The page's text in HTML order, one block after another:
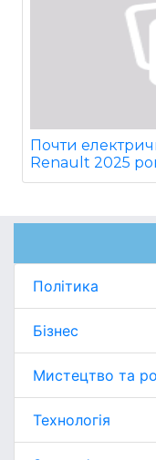
Почти
Renault 2025
Політика
Бізнес
Мистецтво та
Технологія